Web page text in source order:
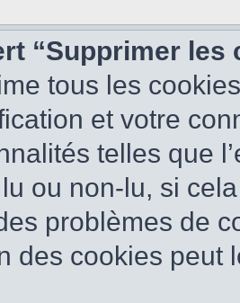
“Supprimer les
tous les
et votre
telles que
ou non-lu, si
problèmes de
des cookies peut